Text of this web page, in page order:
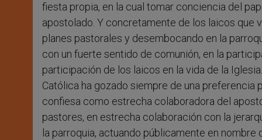
fiesta propia, en la cual tomar conciencia del
apostolado. Y concretamente de los laicos que
planes pastorales y desembocando en la
con un fuerte sentido de comunión, en la
participación de los laicos en la vida de la
Católica ha gozado siempre de una preferencia
confiesa como estrecha colaboradora del
pastores, en estrecha colaboración con la
la parroquia, actuando públicamente en nombre